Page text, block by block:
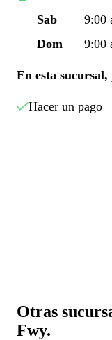
Sab
9:00
Dom
9:00
En esta sucursal,
Hacer un pago
Otras
Fwy.